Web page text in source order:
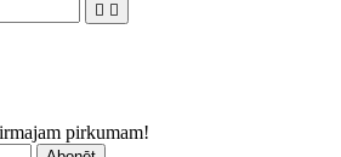
 
pirkumam!